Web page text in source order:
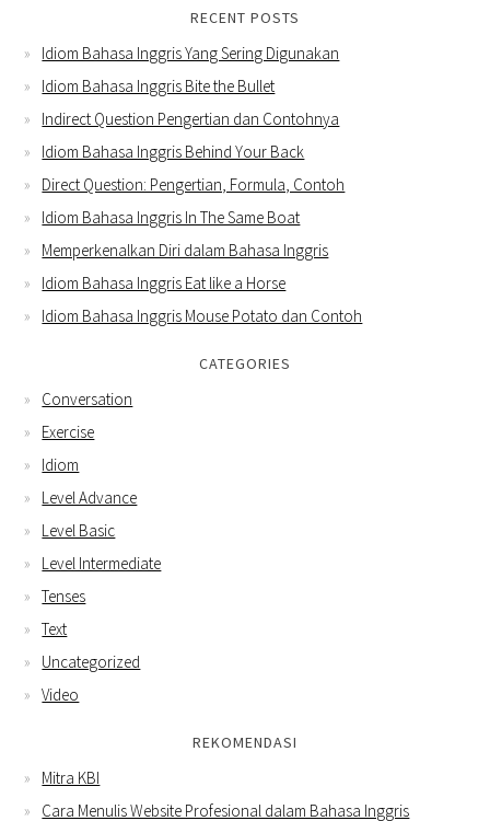
RECENT POSTS
Idiom Bahasa Inggris Yang Sering Digunakan
Idiom Bahasa Inggris Bite the Bullet
Indirect Question Pengertian dan Contohnya
Idiom Bahasa Inggris Behind Your Back
Direct Question: Pengertian, Formula, Contoh
Idiom Bahasa Inggris In The Same Boat
Memperkenalkan Diri dalam Bahasa Inggris
Idiom Bahasa Inggris Eat like a Horse
Idiom Bahasa Inggris Mouse Potato dan Contoh
CATEGORIES
Conversation
Exercise
Idiom
Level Advance
Level Basic
Level Intermediate
Tenses
Text
Uncategorized
Video
REKOMENDASI
Mitra KBI
Cara Menulis Website Profesional dalam Bahasa Inggris